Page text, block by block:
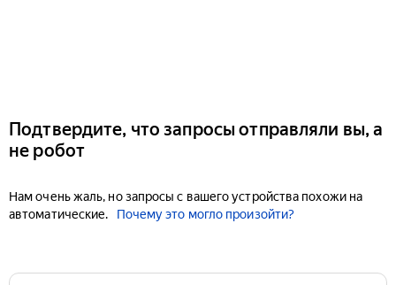
Подтвердите, что запросы отправляли вы, а
не робот
Нам очень жаль, но запросы с вашего устройства похожи на
автоматические.
Почему это могло произойти?